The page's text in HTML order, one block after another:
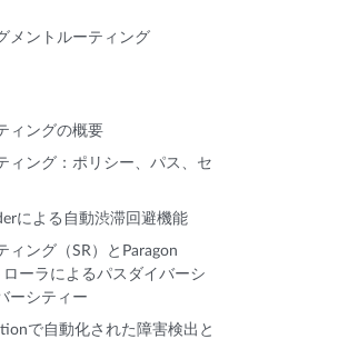
メントルーティング
ィングの概要
ィング：ポリシー、パス、セ
による自動渋滞回避機能
ィング（SR）とParagon
ーラによるパスダイバーシ
ーシティー
で自動化された障害検出と